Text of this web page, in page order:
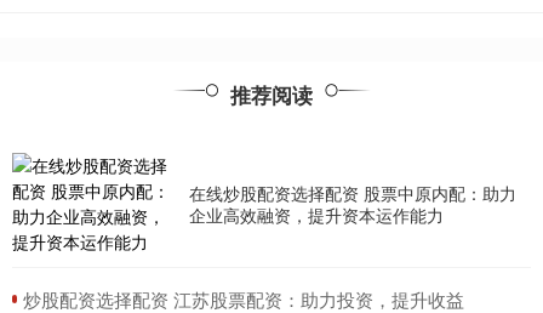
推荐阅读
在线炒股配资选择配资 股票中原内配：助力
企业高效融资，提升资本运作能力
​炒股配资选择配资 江苏股票配资：助力投资，提升收益